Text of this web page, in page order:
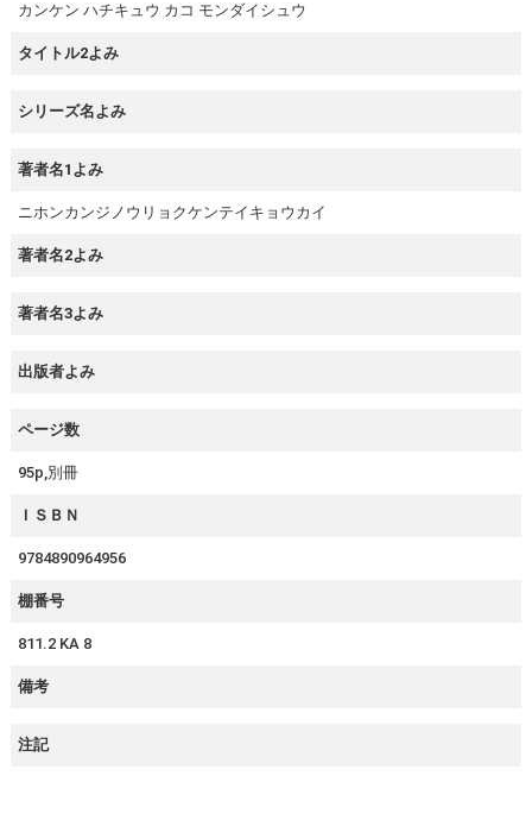
カンケン ハチキュウ カコ モンダイシュウ
タイトル2よみ
シリーズ名よみ
著者名1よみ
ニホンカンジノウリョクケンテイキョウカイ
著者名2よみ
著者名3よみ
出版者よみ
ページ数
95p,別冊
ＩＳＢＮ
9784890964956
棚番号
811.2 KA 8
備考
注記